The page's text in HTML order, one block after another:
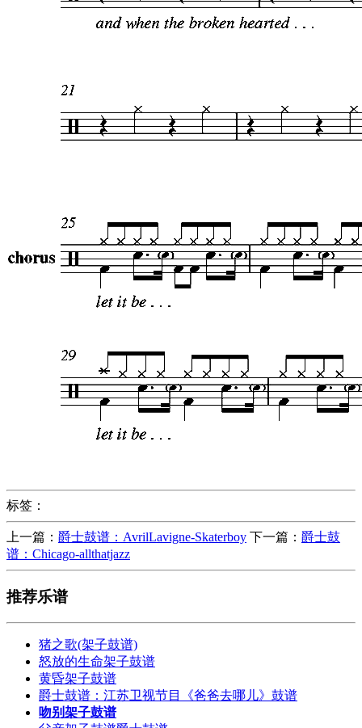
标签：
上一篇： 爵士鼓谱：AvrilLavigne-Skaterboy 下一篇： 爵士鼓
谱：Chicago-allthatjazz
推荐乐谱
猪之歌(架子鼓谱)
怒放的生命架子鼓谱
黄昏架子鼓谱
爵士鼓谱：江苏卫视节目《爸爸去哪儿》鼓谱
吻别架子鼓谱